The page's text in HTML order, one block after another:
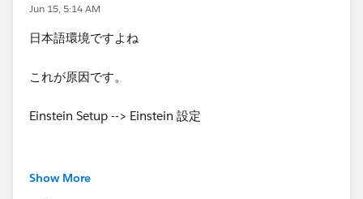
Jun 15, 5:14 AM
日本語環境ですよね
これが原因です。
Einstein Setup --> Einstein 設定
Show More